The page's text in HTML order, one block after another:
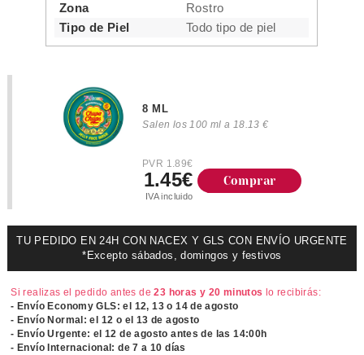
Zona
Rostro
Tipo de Piel
Todo tipo de piel
8 ML
Salen los 100 ml a 18.13 €
PVR 1.89€
1.45€
IVA incluido
Comprar
TU PEDIDO EN 24H CON NACEX Y GLS CON ENVÍO URGENTE
*Excepto sábados, domingos y festivos
Si realizas el pedido antes de23 horas y 20 minutos lo recibirás:
- Envío Economy GLS: el 12, 13 o 14 de agosto
- Envío Normal: el 12 o el 13 de agosto
- Envío Urgente: el12 de agosto antes de las 14:00h
- Envío Internacional: de 7 a 10 días